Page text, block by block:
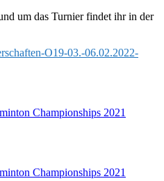
um das Turnier findet ihr in der
O19-03.-06.02.2022-
Championships 2021
Championships 2021